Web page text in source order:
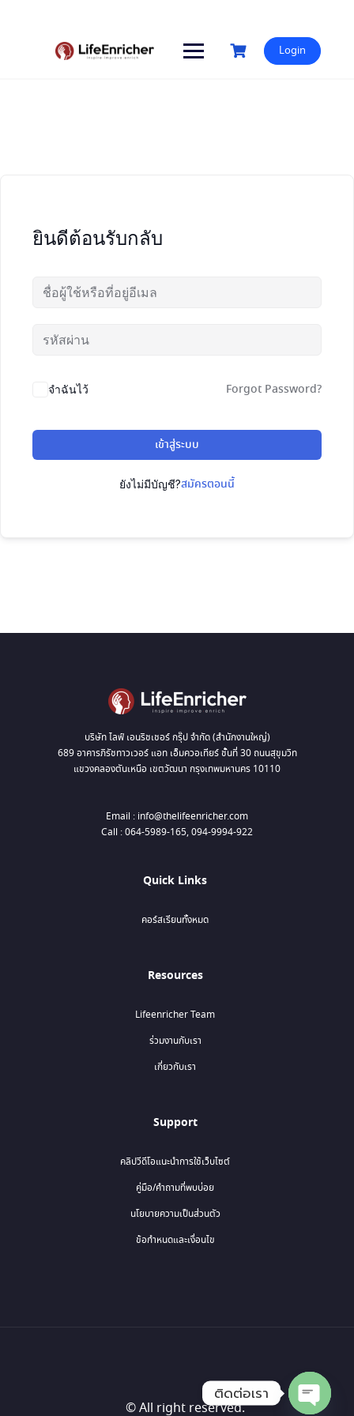
Login
ยินดีต้อนรับกลับ
จำฉันไว้ Forgot Password?
เข้าสู่ระบบ
ยังไม่มีบัญชี?สมัครตอนนี้
บริษัท ไลฟ์ เอนริชเชอร์ กรุ๊ป จำกัด (สำนักงานใหญ่)
689 อาคารภิรัชทาวเวอร์ แอท เอ็มควอเทียร์ ชั้นที่ 30 ถนนสุขุมวิท
แขวงคลองตันเหนือ เขตวัฒนา กรุงเทพมหานคร 10110
Email : info@thelifeenricher.com
Call : 064-5989-165, 094-9994-922
Quick Links
คอร์สเรียนทั้งหมด
Resources
Lifeenricher Team
ร่วมงานกับเรา
เกี่ยวกับเรา
Support
คลิปวีดีโอแนะนำการใช้เว็บไซต์
คู่มือ/คำถามที่พบบ่อย
นโยบายความเป็นส่วนตัว
ข้อกำหนดและเงื่อนไข
© All right reserved.
ติดต่อเรา